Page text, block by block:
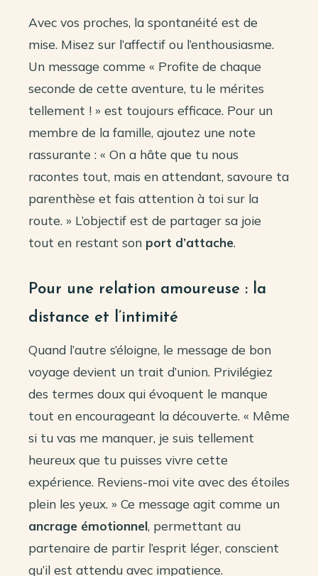
Avec vos proches, la spontanéité est de
mise. Misez sur l’affectif ou l’enthousiasme.
Un message comme « Profite de chaque
seconde de cette aventure, tu le mérites
tellement ! » est toujours efficace. Pour un
membre de la famille, ajoutez une note
rassurante : « On a hâte que tu nous
racontes tout, mais en attendant, savoure ta
parenthèse et fais attention à toi sur la
route. » L’objectif est de partager sa joie
tout en restant son port d’attache.
Pour une relation amoureuse : la
distance et l’intimité
Quand l’autre s’éloigne, le message de bon
voyage devient un trait d’union. Privilégiez
des termes doux qui évoquent le manque
tout en encourageant la découverte. « Même
si tu vas me manquer, je suis tellement
heureux que tu puisses vivre cette
expérience. Reviens-moi vite avec des étoiles
plein les yeux. » Ce message agit comme un
ancrage émotionnel, permettant au
partenaire de partir l’esprit léger, conscient
qu’il est attendu avec impatience.